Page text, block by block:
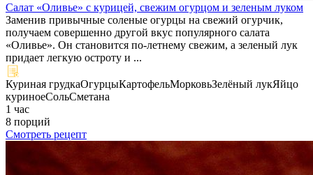
Салат «Оливье» с курицей, свежим огурцом и зеленым луком
Заменив привычные соленые огурцы на свежий огурчик,
получаем совершенно другой вкус популярного салата
«Оливье». Он становится по-летнему свежим, а зеленый лук
придает легкую остроту и ...
Куриная грудкаОгурцыКартофельМорковьЗелёный лукЯйцо
куриноеСольСметана
1 час
8 порций
Смотреть рецепт